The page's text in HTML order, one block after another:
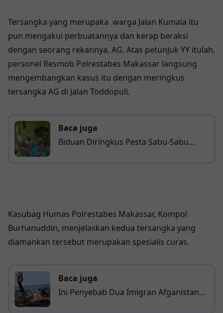
Tersangka yang merupaka warga Jalan Kumala itu
pun mengakui perbuatannya dan kerap beraksi
dengan seorang rekannya, AG. Atas petunjuk YY itulah,
personel Resmob Polrestabes Makassar langsung
mengembangkan kasus itu dengan meringkus
tersangka AG di Jalan Toddopuli.
Baca juga
Biduan Diringkus Pesta Sabu-Sabu
Kasubag Humas Polrestabes Makassar, Kompol
Burhanuddin, menjelaskan kedua tersangka yang
diamankan tersebut merupakan spesialis curas.
Baca juga
Ini Penyebab Dua Imigran Afganistan